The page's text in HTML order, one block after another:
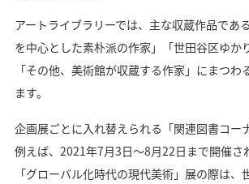
アートライブラリーでは、主な収蔵作品であ
を中心とした素朴派の作家」「世田谷区ゆか
「その他、美術館が収蔵する作家」にまつわ
ます。
企画展ごとに入れ替えられる「関連図書コー
例えば、2021年7月3日〜8月22日まで開催さ
「グローバル化時代の現代美術」展の際は、